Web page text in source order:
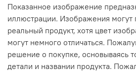
Показанное изображение
иллюстрации. Изображения могут
реальный продукт, хотя цвет
могут немного отличаться.
решение о покупке, основываясь
детали и названии продукта.